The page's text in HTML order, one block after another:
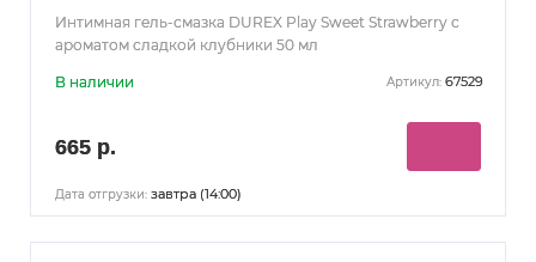
Интимная гель-смазка DUREX Play Sweet Strawberry с
ароматом сладкой клубники 50 мл
В наличии Артикул: 67529
665 р.
Дата отгрузки: завтра (14:00)